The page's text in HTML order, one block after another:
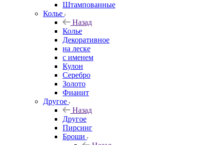
Штампованные
Колье
Назад
Колье
Декоративное
на леске
с именем
Кулон
Серебро
Золото
Фианит
Другое
Назад
Другое
Пирсинг
Броши